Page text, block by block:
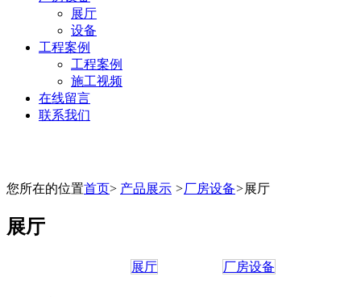
展厅
设备
工程案例
工程案例
施工视频
在线留言
联系我们
您所在的位置首页> 产品展示 >厂房设备>展厅
展厅
展厅 厂房设备